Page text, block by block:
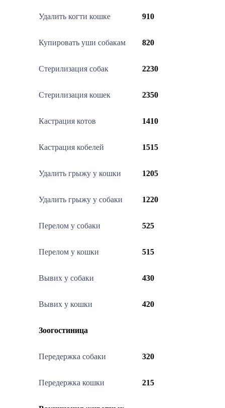
Удалить когти кошке 910
Купировать уши собакам 820
Стерилизация собак 2230
Стерилизация кошек 2350
Кастрация котов 1410
Кастрация кобелей 1515
Удалить грыжу у кошки 1205
Удалить грыжу у собаки 1220
Перелом у собаки 525
Перелом у кошки 515
Вывих у собаки 430
Вывих у кошки 420
Зоогостиница
Передержка собаки 320
Передержка кошки 215